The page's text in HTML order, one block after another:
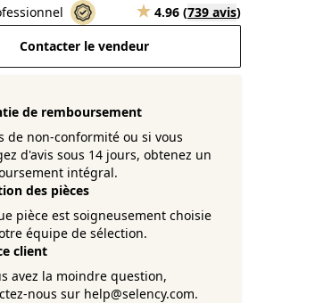
4.96 (739 avis)
Contacter le vendeur
de remboursement
de non-conformité ou si vous
d'avis sous 14 jours, obtenez un
intégral.
des pièces
pièce est soigneusement choisie
équipe de sélection.
client
avez la moindre question,
nous sur help@selency.com.